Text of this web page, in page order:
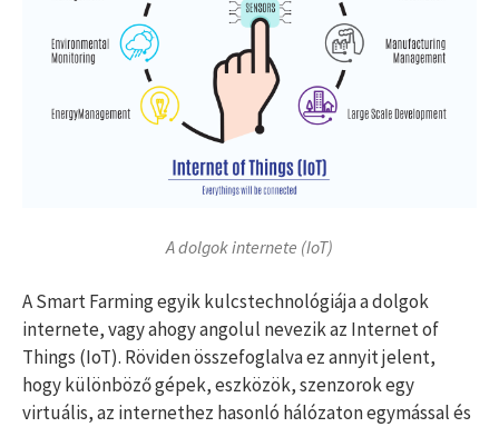
A dolgok internete (IoT)
A Smart Farming egyik kulcstechnológiája a dolgok
internete, vagy ahogy angolul nevezik az Internet of
Things (IoT). Röviden összefoglalva ez annyit jelent,
hogy különböző gépek, eszközök, szenzorok egy
virtuális, az internethez hasonló hálózaton egymással és